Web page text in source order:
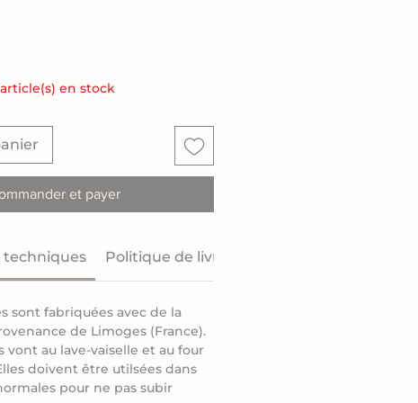
en stock
et payer
Politique de livraison
sont fabriquées avec de la
de Limoges (France).
vont au lave-vaiselle et au four
doivent être utilsées dans
pour ne pas subir